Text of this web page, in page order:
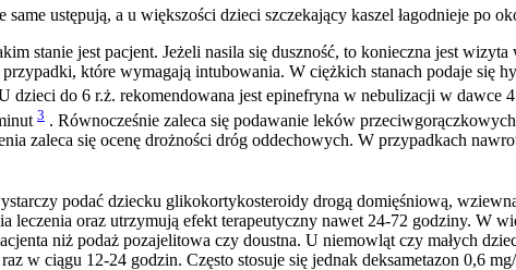
ustępują, a u większości dzieci szczekający kaszel łagodnieje po
stanie jest pacjent. Jeżeli nasila się duszność, to konieczna jest
które wymagają intubowania. W ciężkich stanach podaje
dzieci do 6 r.ż. rekomendowana jest epinefryna w nebulizacji w
3 . Równocześnie zaleca się podawanie leków
zaleca się ocenę drożności dróg oddechowych. W przypadkach
podać dziecku glikokortykosteroidy drogą domięśniową,
leczenia oraz utrzymują efekt terapeutyczny nawet 24-72 godziny. W
niż podaż pozajelitowa czy doustna. U niemowląt czy małych
w ciągu 12-24 godzin. Często stosuje się jednak deksametazon 0,6